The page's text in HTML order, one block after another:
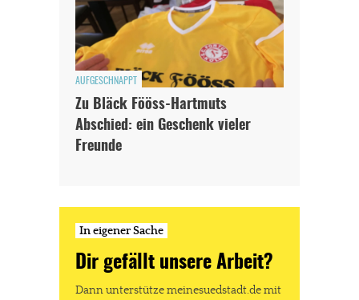
AUFGESCHNAPPT
Zu Bläck Fööss-Hartmuts
Abschied: ein Geschenk vieler
Freunde
In eigener Sache
Dir gefällt unsere Arbeit?
Dann unterstütze meinesuedstadt.de mit